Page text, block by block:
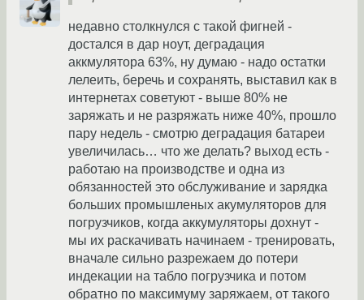
недавно столкнулся с такой фигней -
достался в дар ноут, деградация
аккмулятора 63%, ну думаю - надо остатки
лелеить, беречь и сохранять, выставил как в
интернетах советуют - выше 80% не
заряжать и не разряжать ниже 40%, прошло
пару недель - смотрю деградация батареи
увеличилась… что же делать? выход есть -
работаю на производстве и одна из
обязанностей это обслуживание и зарядка
больших промышленых акумуляторов для
погрузчиков, когда аккумуляторы дохнут -
мы их раскачивать начинаем - тренировать,
вначале сильно разрежаем до потери
индекации на табло погрузчика и потом
обратно по максимуму заряжаем, от такого